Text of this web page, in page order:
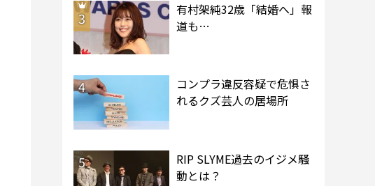
3
有村架純32歳「結婚へ」報
道も…
4
コンプラ違反容疑で危惧さ
れるクズ芸人の居場所
5
RIP SLYME過去のイジメ騒
動とは？